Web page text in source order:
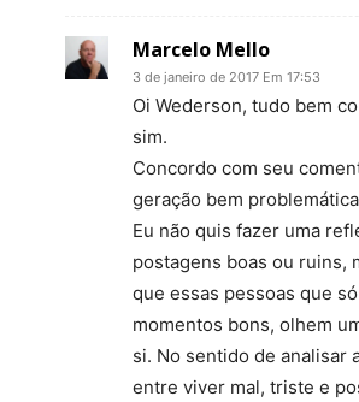
Marcelo Mello
3 de janeiro de 2017 Em 17:53
Oi Wederson, tudo bem
sim.
Concordo com seu
geração bem
Eu não quis fazer uma
postagens boas ou ruins,
que essas pessoas que
momentos bons, olhem
si. No sentido de analisar
entre viver mal, triste e